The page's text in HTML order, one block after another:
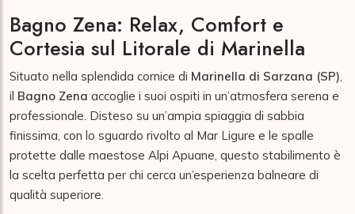
Bagno Zena: Relax, Comfort e
Cortesia sul Litorale di Marinella
Situato nella splendida cornice di Marinella di Sarzana (SP),
il Bagno Zena accoglie i suoi ospiti in un’atmosfera serena e
professionale. Disteso su un’ampia spiaggia di sabbia
finissima, con lo sguardo rivolto al Mar Ligure e le spalle
protette dalle maestose Alpi Apuane, questo stabilimento è
la scelta perfetta per chi cerca un’esperienza balneare di
qualità superiore.